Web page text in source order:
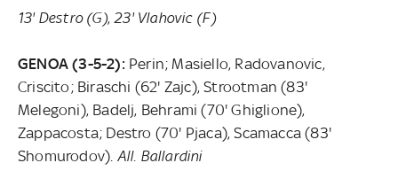
13' Destro (G), 23' Vlahovic (F)
GENOA (3-5-2):Perin; Masiello, Radovanovic,
Criscito; Biraschi (62' Zajc), Strootman (83'
Melegoni), Badelj, Behrami (70' Ghiglione),
Zappacosta; Destro (70' Pjaca), Scamacca (83'
Shomurodov). All. Ballardini